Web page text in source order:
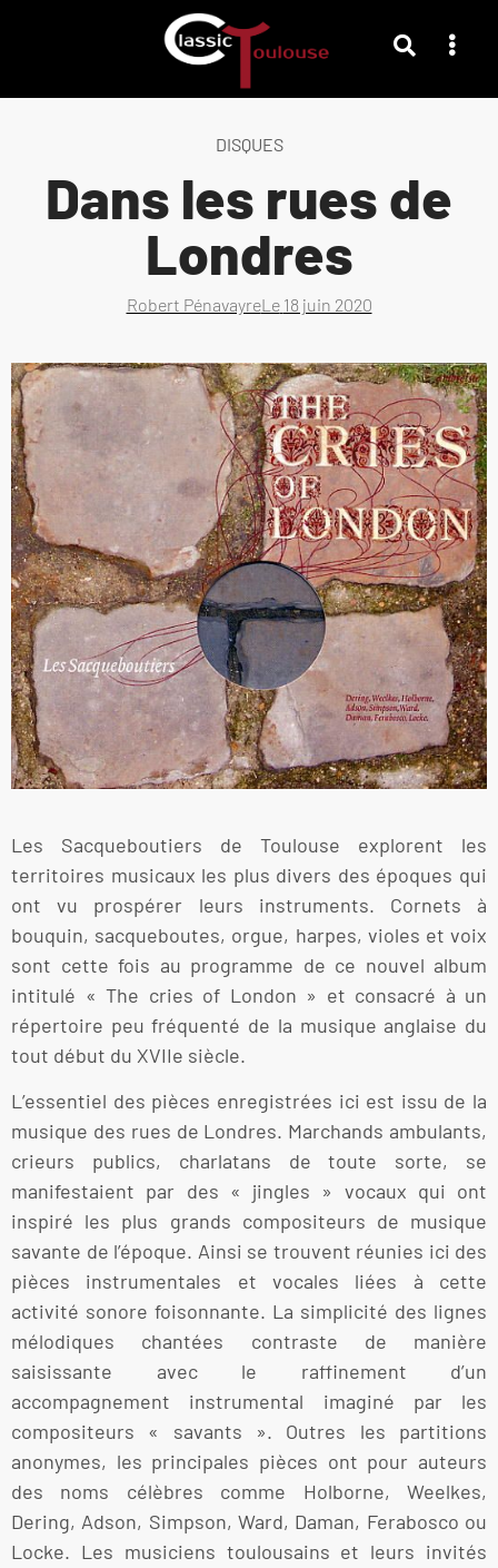
DISQUES
Dans les rues de
Londres
Robert PénavayreLe 18 juin 2020
Les Sacqueboutiers de Toulouse explorent les
territoires musicaux les plus divers des époques qui
ont vu prospérer leurs instruments. Cornets à
bouquin, sacqueboutes, orgue, harpes, violes et voix
sont cette fois au programme de ce nouvel album
intitulé « The cries of London » et consacré à un
répertoire peu fréquenté de la musique anglaise du
tout début du XVIIe siècle.
L’essentiel des pièces enregistrées ici est issu de la
musique des rues de Londres. Marchands ambulants,
crieurs publics, charlatans de toute sorte, se
manifestaient par des « jingles » vocaux qui ont
inspiré les plus grands compositeurs de musique
savante de l’époque. Ainsi se trouvent réunies ici des
pièces instrumentales et vocales liées à cette
activité sonore foisonnante. La simplicité des lignes
mélodiques chantées contraste de manière
saisissante avec le raffinement d’un
accompagnement instrumental imaginé par les
compositeurs « savants ». Outres les partitions
anonymes, les principales pièces ont pour auteurs
des noms célèbres comme Holborne, Weelkes,
Dering, Adson, Simpson, Ward, Daman, Ferabosco ou
Locke. Les musiciens toulousains et leurs invités